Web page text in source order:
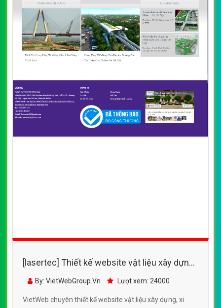
[lasertec] Thiết kế website vật liệu xây dựng,
xi măng Trường Hải
By: VietWebGroup.Vn Lượt xem: 24000
VietWeb chuyên thiết kế website vật liệu xây dựng, xi